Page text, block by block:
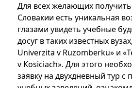
Для всех желающих
Словакии есть уникальная
глазами увидеть учебные
досуг в таких известных
Univerzita v Ruzomberku» и
v Kosiciach». Для этого
заявку на двухдневный тур